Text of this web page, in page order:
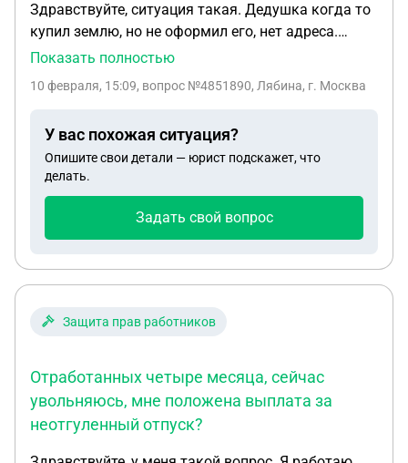
Здравствуйте, ситуация такая. Дедушка когда то
купил землю, но не оформил его, нет адреса.
Дедушка умер, мы хотим оформить
администрации говорят ,что дом можно
нам нужны документы о земельном участке. А
документы ,которые были в местной
администрации на проверке в отделе
говорит администрация. Хотелось бы знать
ли запросом отправить документы обратно
Показать полностью
10 февраля, 15:09, вопрос №4851890, Лябина, г. Москва
У вас похожая ситуация?
Опишите свои детали — юрист подскажет, что
делать.
Задать свой вопрос
Защита прав работников
Отработанных четыре месяца, сейчас
увольняюсь, мне положена выплата за
неотгуленный отпуск?